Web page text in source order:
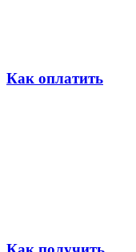
Как оплатить